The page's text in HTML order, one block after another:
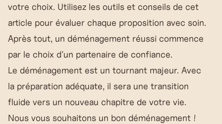
votre choix. Utilisez les outils et conseils de cet
article pour évaluer chaque proposition avec soin.
Après tout, un déménagement réussi commence
par le choix d'un partenaire de confiance.
Le déménagement est un tournant majeur. Avec
la préparation adéquate, il sera une transition
fluide vers un nouveau chapitre de votre vie.
Nous vous souhaitons un bon déménagement !